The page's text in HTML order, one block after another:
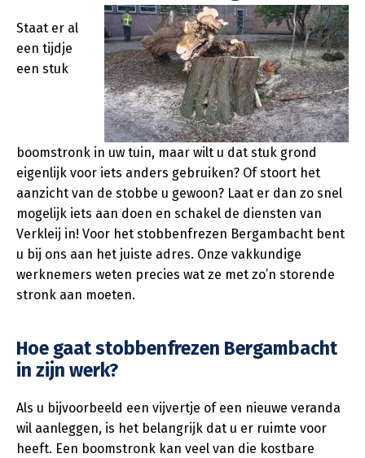
Staat er al
een tijdje
een stuk
boomstronk in uw tuin, maar wilt u dat stuk grond
eigenlijk voor iets anders gebruiken? Of stoort het
aanzicht van de stobbe u gewoon? Laat er dan zo snel
mogelijk iets aan doen en schakel de diensten van
Verkleij in! Voor het stobbenfrezen Bergambacht bent
u bij ons aan het juiste adres. Onze vakkundige
werknemers weten precies wat ze met zo’n storende
stronk aan moeten.
Hoe gaat stobbenfrezen Bergambacht
in zijn werk?
Als u bijvoorbeeld een vijvertje of een nieuwe veranda
wil aanleggen, is het belangrijk dat u er ruimte voor
heeft. Een boomstronk kan veel van die kostbare